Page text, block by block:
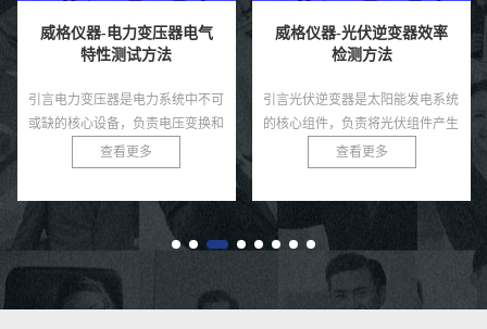
威格仪器-电力变压器电气
特性测试方法
引言电力变压器是电力系统中不可
或缺的核心设备，负责电压变换和
电能传输，其电气特性直接影响电
网的稳定性和效率。为确保变压器
查看更多
威格仪器-光伏逆变器效率
检测方法
引言光伏逆变器是太阳能发电系统
的核心组件，负责将光伏组件产生
的直流电转换为交流电，供电网或
负载使用。其效率直接影响系统的
业...
查看更多